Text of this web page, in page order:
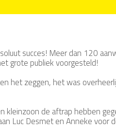
succes! Meer dan 120
grote publiek voorgesteld!
het zeggen, het was
kleinzoon de aftrap hebben
Luc Desmet en Anneke voor